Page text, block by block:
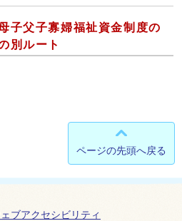
子父子寡婦福祉資金制度の
別ルート
ページの先頭へ戻る
ブアクセシビリティ